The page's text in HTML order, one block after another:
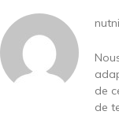
de
de